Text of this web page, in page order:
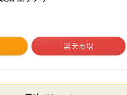
楽天市場